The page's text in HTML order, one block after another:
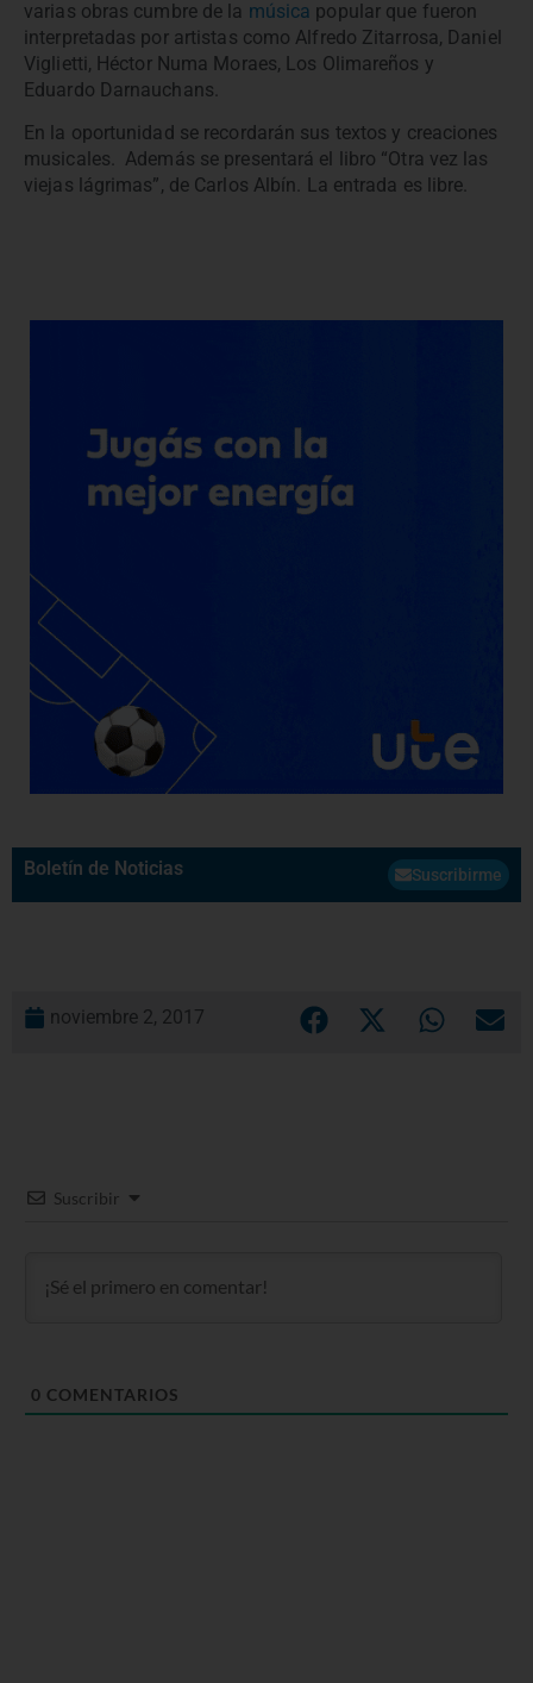
varias obras cumbre de la música popular que fueron
interpretadas por artistas como Alfredo Zitarrosa, Daniel
Viglietti, Héctor Numa Moraes, Los Olimareños y
Eduardo Darnauchans.
En la oportunidad se recordarán sus textos y creaciones
musicales. Además se presentará el libro “Otra vez las
viejas lágrimas”, de Carlos Albín. La entrada es libre.
Boletín de Noticias Suscribirme
noviembre 2, 2017
Suscribir
0 COMENTARIOS